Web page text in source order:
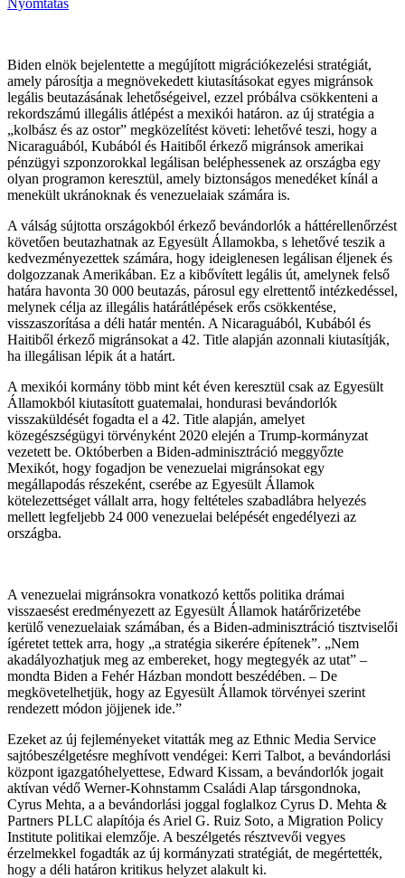
Biden elnök bejelentette a megújított migrációkezelési stratégiát,
amely párosítja a megnövekedett kiutasításokat egyes migránsok
legális beutazásának lehetőségeivel, ezzel próbálva csökkenteni a
rekordszámú illegális átlépést a mexikói határon. az új stratégia a
„kolbász és az ostor” megközelítést követi: lehetővé teszi, hogy a
Nicaraguából, Kubából és Haitiből érkező migránsok amerikai
pénzügyi szponzorokkal legálisan beléphessenek az országba egy
olyan programon keresztül, amely biztonságos menedéket kínál a
menekült ukránoknak és venezuelaiak számára is.
A válság sújtotta országokból érkező bevándorlók a háttérellenőrzést
követően beutazhatnak az Egyesült Államokba, s lehetővé teszik a
kedvezményezettek számára, hogy ideiglenesen legálisan éljenek és
dolgozzanak Amerikában. Ez a kibővített legális út, amelynek felső
határa havonta 30 000 beutazás, párosul egy elrettentő intézkedéssel,
melynek célja az illegális határátlépések erős csökkentése,
visszaszorítása a déli határ mentén. A Nicaraguából, Kubából és
Haitiből érkező migránsokat a 42. Title alapján azonnali kiutasítják,
ha illegálisan lépik át a határt.
A mexikói kormány több mint két éven keresztül csak az Egyesült
Államokból kiutasított guatemalai, hondurasi bevándorlók
visszaküldését fogadta el a 42. Title alapján, amelyet
közegészségügyi törvényként 2020 elején a Trump-kormányzat
vezetett be. Októberben a Biden-adminisztráció meggyőzte
Mexikót, hogy fogadjon be venezuelai migránsokat egy
megállapodás részeként, cserébe az Egyesült Államok
kötelezettséget vállalt arra, hogy feltételes szabadlábra helyezés
mellett legfeljebb 24 000 venezuelai belépését engedélyezi az
országba.
A venezuelai migránsokra vonatkozó kettős politika drámai
visszaesést eredményezett az Egyesült Államok határőrizetébe
kerülő venezuelaiak számában, és a Biden-adminisztráció tisztviselői
ígéretet tettek arra, hogy „a stratégia sikerére építenek”. „Nem
akadályozhatjuk meg az embereket, hogy megtegyék az utat” –
mondta Biden a Fehér Házban mondott beszédében. – De
megkövetelhetjük, hogy az Egyesült Államok törvényei szerint
rendezett módon jöjjenek ide.”
Ezeket az új fejleményeket vitatták meg az Ethnic Media Service
sajtóbeszélgetésre meghívott vendégei: Kerri Talbot, a bevándorlási
központ igazgatóhelyettese, Edward Kissam, a bevándorlók jogait
aktívan védő Werner-Kohnstamm Családi Alap társgondnoka,
Cyrus Mehta, a a bevándorlási joggal foglalkoz Cyrus D. Mehta &
Partners PLLC alapítója és Ariel G. Ruiz Soto, a Migration Policy
Institute politikai elemzője. A beszélgetés résztvevői vegyes
érzelmekkel fogadták az új kormányzati stratégiát, de megértették,
hogy a déli határon kritikus helyzet alakult ki.